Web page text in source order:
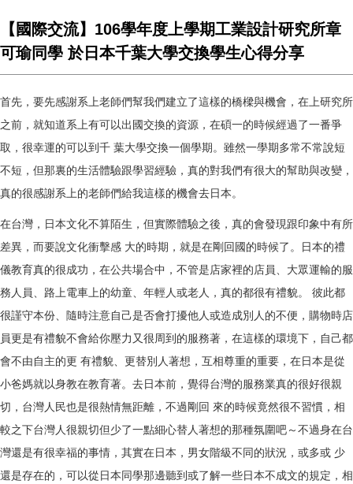
【國際交流】106學年度上學期工業設計研究所章
可瑜同學 於日本千葉大學交換學生心得分享
首先，要先感謝系上老師們幫我們建立了這樣的橋樑與機會，在上研究所
之前，就知道系上有可以出國交換的資源，在碩一的時候經過了一番爭
取，很幸運的可以到千 葉大學交換一個學期。雖然一學期多常不常說短
不短，但那裏的生活體驗跟學習經驗，真的對我們有很大的幫助與改變，
真的很感謝系上的老師們給我這樣的機會去日本。
在台灣，日本文化不算陌生，但實際體驗之後，真的會發現跟印象中有所
差異，而要說文化衝擊感 大的時期，就是在剛回國的時候了。日本的禮
儀教育真的很成功，在公共場合中，不管是店家裡的店員、大眾運輸的服
務人員、路上電車上的幼童、年輕人或老人，真的都很有禮貌。
彼此都
很謹守本份、隨時注意自己是否會打擾他人或造成別人的不便，購物時店
員更是有禮貌不會給你壓力又很周到的服務著，在這樣的環境下，自己都
會不由自主的更 有禮貌、更替別人著想，互相尊重的重要，在日本是從
小爸媽就以身教在教育著。去日本前，覺得台灣的服務業真的很好很親
切，台灣人民也是很熱情無距離，不過剛回 來的時候竟然很不習慣，相
較之下台灣人很親切但少了一點細心替人著想的那種氛圍吧～不過身在台
灣還是有很幸福的事情，其實在日本，男女階級不同的狀況，或多或 少
還是存在的，可以從日本同學那邊聽到或了解一些日本不成文的規定，相